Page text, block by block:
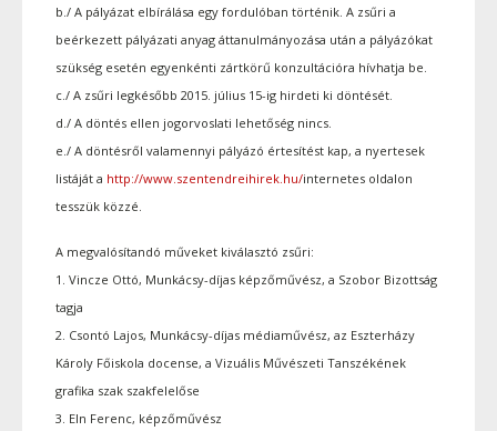
b./ A pályázat elbírálása egy fordulóban történik. A zsűri a
beérkezett pályázati anyag áttanulmányozása után a pályázókat
szükség esetén egyenkénti zártkörű konzultációra hívhatja be.
c./ A zsűri legkésőbb 2015. július 15-ig hirdeti ki döntését.
d./ A döntés ellen jogorvoslati lehetőség nincs.
e./ A döntésről valamennyi pályázó értesítést kap, a nyertesek
listáját a http://www.szentendreihirek.hu/internetes oldalon
tesszük közzé.
A megvalósítandó műveket kiválasztó zsűri:
1. Vincze Ottó, Munkácsy-díjas képzőművész, a Szobor Bizottság
tagja
2. Csontó Lajos, Munkácsy-díjas médiaművész, az Eszterházy
Károly Főiskola docense, a Vizuális Művészeti Tanszékének
grafika szak szakfelelőse
3. Eln Ferenc, képzőművész